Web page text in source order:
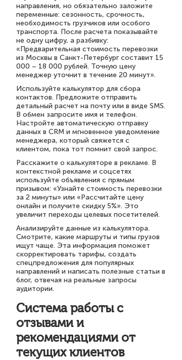
направления, но обязательно заложите
переменные: сезонность, срочность,
необходимость грузчиков или особого
транспорта. После расчета показывайте
не одну цифру, а разбивку:
«Предварительная стоимость перевозки
из Москвы в Санкт-Петербург составит 15
000 – 18 000 рублей. Точную цену
менеджер уточнит в течение 20 минут».
Используйте калькулятор для сбора
контактов. Предложите отправить
детальный расчет на почту или в виде SMS.
В обмен запросите имя и телефон.
Настройте автоматическую отправку
данных в CRM и мгновенное уведомление
менеджера, который свяжется с
клиентом, пока тот помнит свой запрос.
Расскажите о калькуляторе в рекламе. В
контекстной рекламе и соцсетях
используйте объявления с прямым
призывом: «Узнайте стоимость перевозки
за 2 минуты» или «Рассчитайте цену
онлайн и получите скидку 5%». Это
увеличит переходы целевых посетителей.
Анализируйте данные из калькулятора.
Смотрите, какие маршруты и типы грузов
ищут чаще. Эта информация поможет
скорректировать тарифы, создать
спецпредложения для популярных
направлений и написать полезные статьи в
блог, отвечая на реальные запросы
аудитории.
Система работы с
отзывами и
рекомендациями от
текущих клиентов